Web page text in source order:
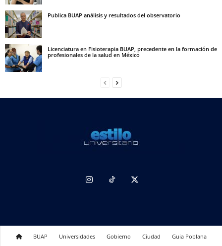
Publica BUAP análisis y resultados del observatorio
Licenciatura en Fisioterapia BUAP, precedente en la formación de
profesionales de la salud en México
BUAP Universidades Gobierno Ciudad
Guia Poblana